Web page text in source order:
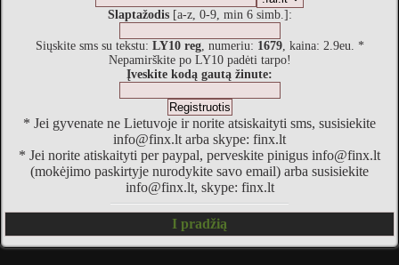
Slaptažodis[a-z, 0-9, min 6 simb.]:
Siųskite sms su tekstu: LY10 reg, numeriu: 1679, kaina: 2.9eu. *
Nepamirškite po LY10 padėti tarpo!
Įveskite kodą gautą žinute:
* Jei gyvenate ne Lietuvoje ir norite atsiskaityti sms, susisiekite
info@finx.lt arba skype: finx.lt
* Jei norite atiskaityti per paypal, perveskite pinigus info@finx.lt
(mokėjimo paskirtyje nurodykite savo email) arba susisiekite
info@finx.lt, skype: finx.lt
I pradžią